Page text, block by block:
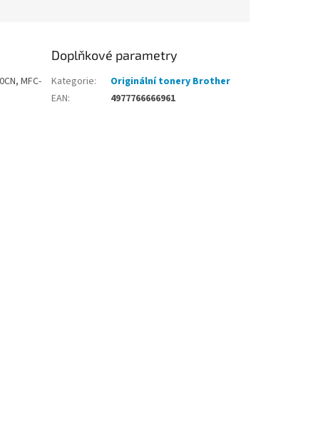
MFC-
Doplňkové parametry
Kategorie:
Originální tonery Brother
EAN: 4977766666961